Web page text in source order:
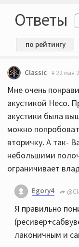
Ответы
по рейтингу
Classic 22 мая
Мне очень
акустикой Heco.
акустики была
можно
вторичку. А так-
небольшими
ограничивает
Egory4
Я правильно
лаконичным и